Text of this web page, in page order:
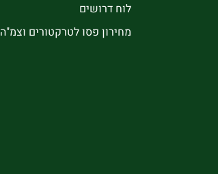
לוח דרושים
מחירון פסו לטרקטורים וצמ"ה